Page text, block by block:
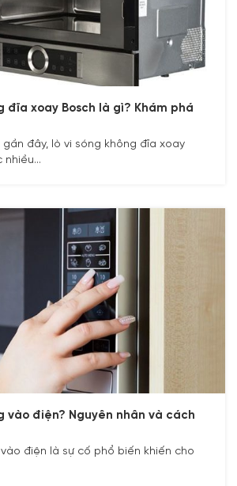
đĩa xoay Bosch là gì? Khám phá
gần đây, lò vi sóng không đĩa xoay
vào điện? Nguyên nhân và cách
điện là sự cố phổ biến khiến cho